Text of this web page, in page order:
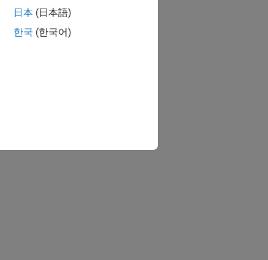
日本 (日本語)
한국 (한국어)